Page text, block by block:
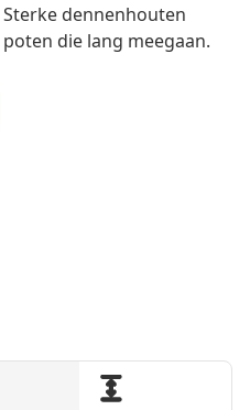
Sterke dennenhouten
poten die lang meegaan.